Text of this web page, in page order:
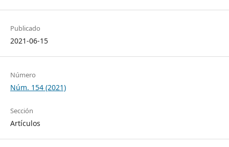
Publicado
2021-06-15
Número
Núm. 154 (2021)
Sección
Artículos